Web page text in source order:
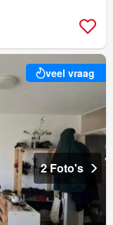
veel vraag
2 Foto's